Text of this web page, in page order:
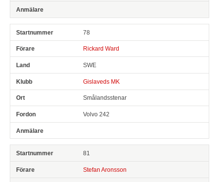
78
Rickard Ward
SWE
Gislaveds MK
Smålandsstenar
Volvo 242
81
Stefan Aronsson